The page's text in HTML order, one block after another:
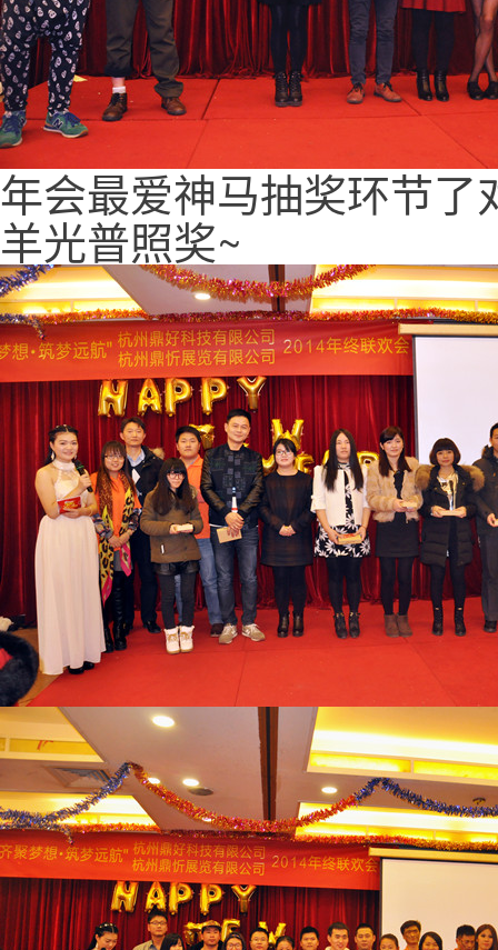
年会最爱神马抽奖环节
羊光普照奖~